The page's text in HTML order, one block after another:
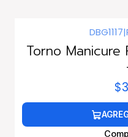
DBG1117|
Torno Manicure